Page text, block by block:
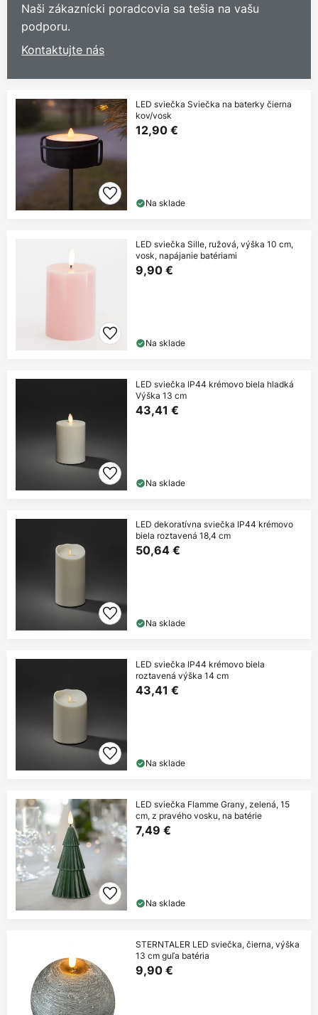
Naši zákaznícki poradcovia sa tešia na vašu
podporu.
Kontaktujte nás
LED sviečka Sviečka na baterky čierna
kov/vosk
12,90 €
Na sklade
LED sviečka Sille, ružová, výška 10 cm,
vosk, napájanie batériami
9,90 €
Na sklade
LED sviečka IP44 krémovo biela hladká
Výška 13 cm
43,41 €
Na sklade
LED dekoratívna sviečka IP44 krémovo
biela roztavená 18,4 cm
50,64 €
Na sklade
LED sviečka IP44 krémovo biela
roztavená výška 14 cm
43,41 €
Na sklade
LED sviečka Flamme Grany, zelená, 15
cm, z pravého vosku, na batérie
7,49 €
Na sklade
STERNTALER LED sviečka, čierna, výška
13 cm guľa batéria
9,90 €